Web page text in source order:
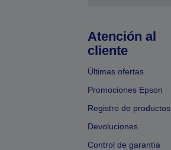
Atención al
cliente
Últimas ofertas
Promociones Epson
Registro de productos
Devoluciones
Control de garantía